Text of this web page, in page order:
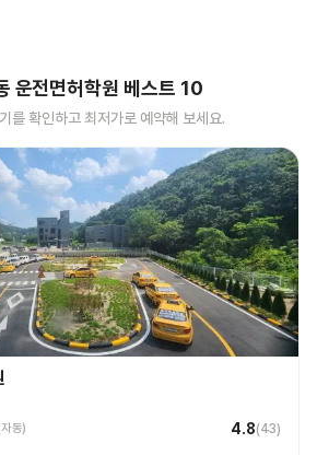
운전면허학원 베스트 10
를 확인하고 최저가로 예약해 보세요.
동) 4.8(43)